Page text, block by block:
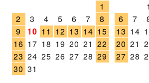
1
2
3 4 5 6 7
8
9
10 11 12 13 14 15
16 17 18 19 20 21 22
23 24 25 26 27 28 29
30 31
1
6
7
13 14
20 21
27 28